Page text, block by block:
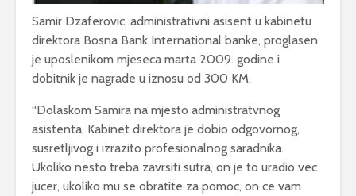
Samir Dzaferovic, administrativni asisent u kabinetu
direktora Bosna Bank International banke, proglasen
je uposlenikom mjeseca marta 2009. godine i
dobitnik je nagrade u iznosu od 300 KM.
“Dolaskom Samira na mjesto administratvnog
asistenta, Kabinet direktora je dobio odgovornog,
susretljivog i izrazito profesionalnog saradnika.
Ukoliko nesto treba zavrsiti sutra, on je to uradio vec
jucer, ukoliko mu se obratite za pomoc, on ce vam